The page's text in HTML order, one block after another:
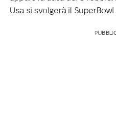
Usa si svolgerà il SuperBowl.